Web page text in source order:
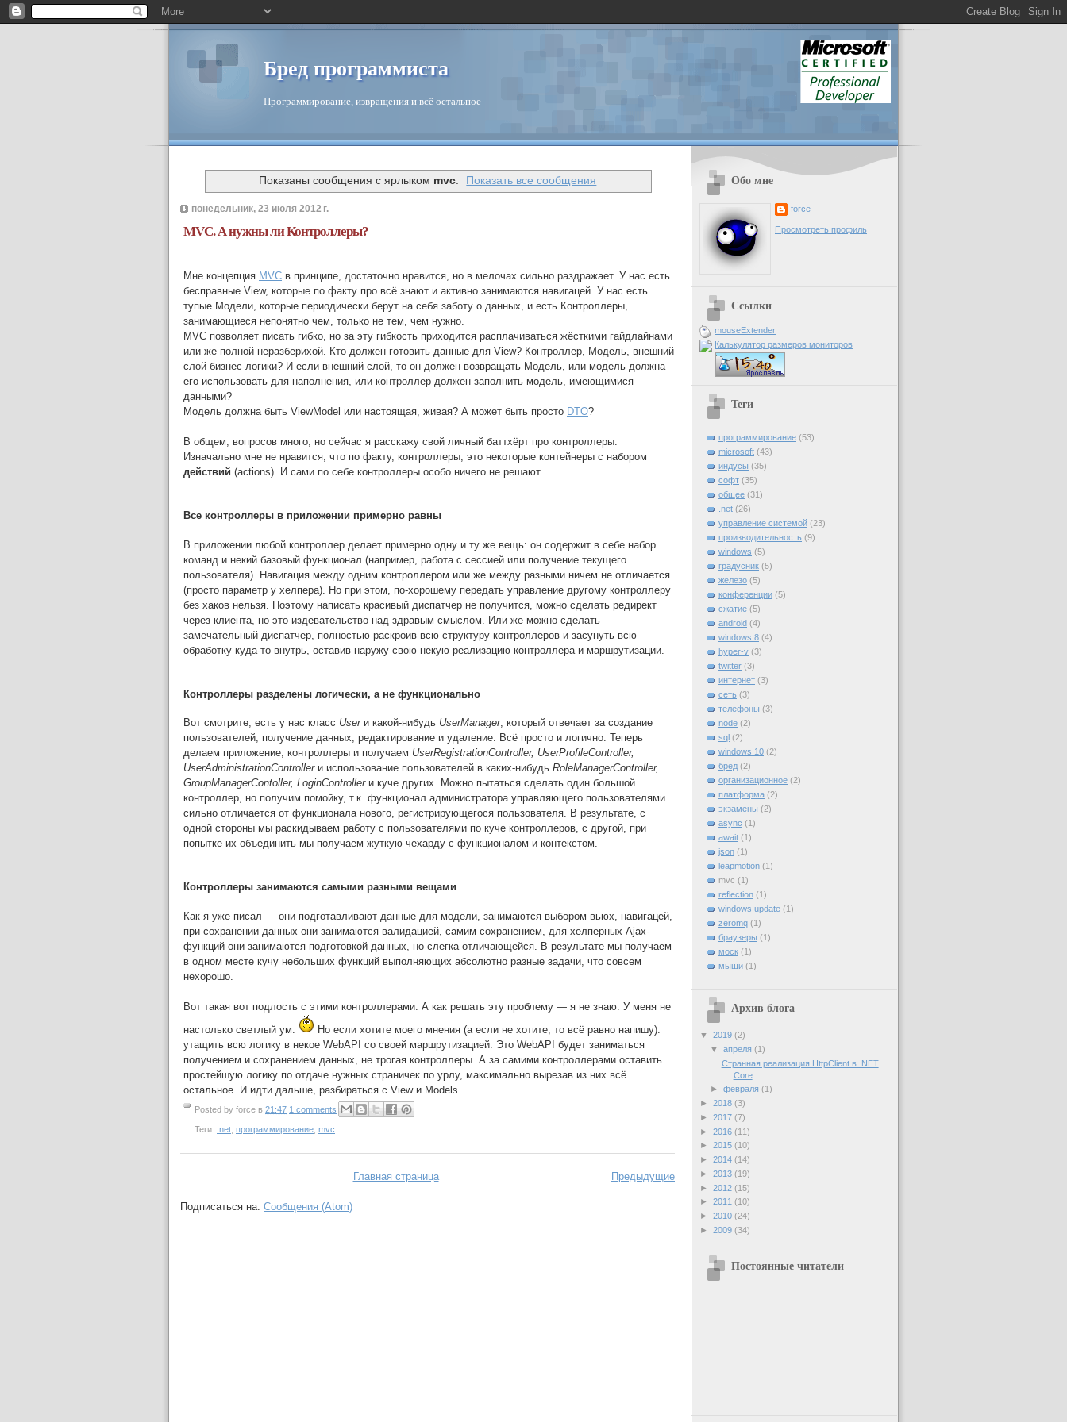
Бред программиста
Программирование, извращения и всё остальное
Показаны сообщения с ярлыком mvc. Показать все сообщения
понедельник, 23 июля 2012 г.
MVC. А нужны ли Контроллеры?
Мне концепция MVC в принципе, достаточно нравится, но в мелочах сильно раздражает. У нас есть
бесправные View, которые по факту про всё знают и активно занимаются навигацей. У нас есть
тупые Модели, которые периодически берут на себя заботу о данных, и есть Контроллеры,
занимающиеся непонятно чем, только не тем, чем нужно.
MVC позволяет писать гибко, но за эту гибкость приходится расплачиваться жёсткими гайдлайнами
или же полной неразберихой. Кто должен готовить данные для View? Контроллер, Модель, внешний
слой бизнес-логики? И если внешний слой, то он должен возвращать Модель, или модель должна
его использовать для наполнения, или контроллер должен заполнить модель, имеющимися
данными?
Модель должна быть ViewModel или настоящая, живая? А может быть просто DTO?
В общем, вопросов много, но сейчас я расскажу свой личный баттхёрт про контроллеры.
Изначально мне не нравится, что по факту, контроллеры, это некоторые контейнеры с набором
действий (actions). И сами по себе контроллеры особо ничего не решают.
Все контроллеры в приложении примерно равны
В приложении любой контроллер делает примерно одну и ту же вещь: он содержит в себе набор
команд и некий базовый функционал (например, работа с сессией или получение текущего
пользователя). Навигация между одним контроллером или же между разными ничем не отличается
(просто параметр у хелпера). Но при этом, по-хорошему передать управление другому контроллеру
без хаков нельзя. Поэтому написать красивый диспатчер не получится, можно сделать редирект
через клиента, но это издевательство над здравым смыслом. Или же можно сделать
замечательный диспатчер, полностью раскроив всю структуру контроллеров и засунуть всю
обработку куда-то внутрь, оставив наружу свою некую реализацию контроллера и маршрутизации.
Контроллеры разделены логически, а не функционально
Вот смотрите, есть у нас класс Userи какой-нибудь UserManager, который отвечает за создание
пользователей, получение данных, редактирование и удаление. Всё просто и логично. Теперь
делаем приложение, контроллеры и получаем UserRegistrationController, UserProfileController,
UserAdministrationController и использование пользователей в каких-нибудь RoleManagerController,
GroupManagerContoller, LoginController и куче других. Можно пытаться сделать один большой
контроллер, но получим помойку, т.к. функционал администратора управляющего пользователями
сильно отличается от функционала нового, регистрирующегося пользователя. В результате, с
одной стороны мы раскидываем работу с пользователями по куче контроллеров, с другой, при
попытке их объединить мы получаем жуткую чехарду с функционалом и контекстом.
Контроллеры занимаются самыми разными вещами
Как я уже писал — они подготавливают данные для модели, занимаются выбором вьюх, навигацей,
при сохранении данных они занимаются валидацией, самим сохранением, для хелперных Ajax-
функций они занимаются подготовкой данных, но слегка отличающейся. В результате мы получаем
в одном месте кучу небольших функций выполняющих абсолютно разные задачи, что совсем
нехорошо.
Вот такая вот подлость с этими контроллерами. А как решать эту проблему — я не знаю. У меня не
настолько светлый ум.
Но если хотите моего мнения (а если не хотите, то всё равно напишу):
утащить всю логику в некое WebAPI со своей маршрутизацией. Это WebAPI будет заниматься
получением и сохранением данных, не трогая контроллеры. А за самими контроллерами оставить
простейшую логику по отдаче нужных страничек по урлу, максимально вырезав из них всё
остальное. И идти дальше, разбираться с View и Models.
Posted by force в 21:47 1 comments
Теги: .net программирование mvc
Предыдущие
Главная страница
Подписаться на: Сообщения (Atom)
Обо мне
force
Просмотреть профиль
Ссылки
mouseExtender
Калькулятор размеров мониторов
Теги
программирование (53)
microsoft (43)
индусы (35)
софт (35)
общее (31)
.net (26)
управление системой (23)
производительность (9)
windows (5)
градусник (5)
железо (5)
конференции (5)
сжатие (5)
android (4)
windows 8 (4)
hyper-v (3)
twitter (3)
интернет (3)
сеть (3)
телефоны (3)
node (2)
sql (2)
windows 10 (2)
бред (2)
организационное (2)
платформа (2)
экзамены (2)
async (1)
await (1)
json (1)
leapmotion (1)
mvc (1)
reflection (1)
windows update (1)
zeromq (1)
браузеры (1)
моск (1)
мыши (1)
Архив блога
▼ 2019 (2)
▼апреля(1)
Странная реализация HttpClient в .NET
Core
►февраля(1)
► 2018 (3)
► 2017 (7)
► 2016 (11)
► 2015 (10)
► 2014 (14)
► 2013 (19)
► 2012 (15)
► 2011 (10)
► 2010 (24)
► 2009 (34)
Постоянные читатели